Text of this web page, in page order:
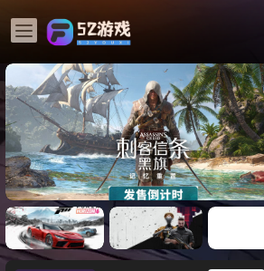
《刺客信条：黑旗 记忆重置-